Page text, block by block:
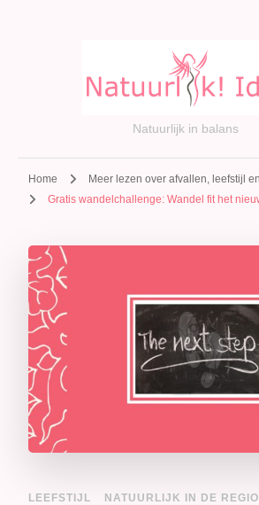
Natuurlijk in balans
Home Meer lezen over afvallen, leefstijl
Gratis wandelchallenge: Wandel fit het
LEEFSTIJL NATUURLIJK IN DE REGIO